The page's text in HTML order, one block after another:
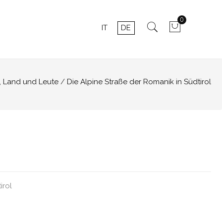
0
IT DE
Land und Leute Die Alpine Straße der Romanik in Südtirol